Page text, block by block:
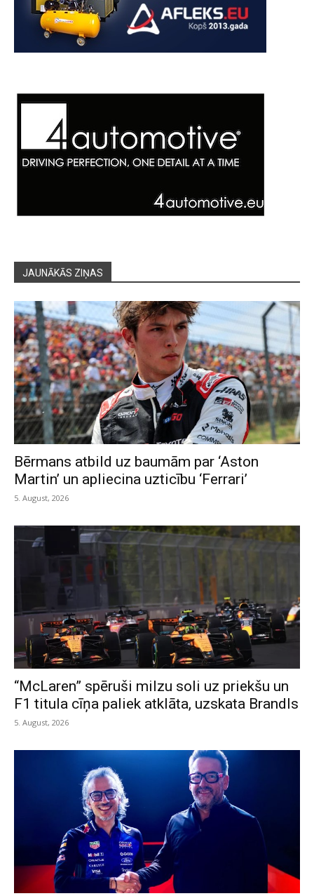
JAUNĀKĀS ZIŅAS
Bērmans atbild uz baumām par ‘Aston
Martin’ un apliecina uzticību ‘Ferrari’
5. August, 2026
“McLaren” spēruši milzu soli uz priekšu un
F1 titula cīņa paliek atklāta, uzskata Brandls
5. August, 2026